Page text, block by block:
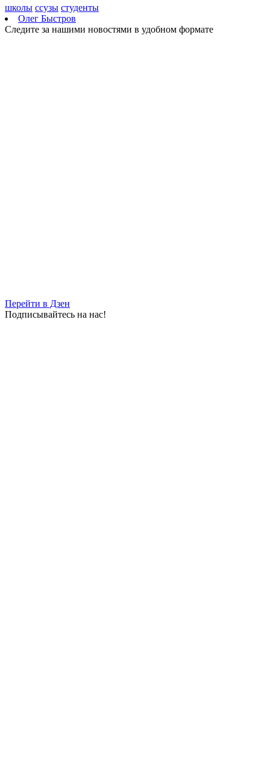
школы ссузы студенты
Олег Быстров
Следите за нашими новостями в удобном формате
Перейти в Дзен
Подписывайтесь на нас!